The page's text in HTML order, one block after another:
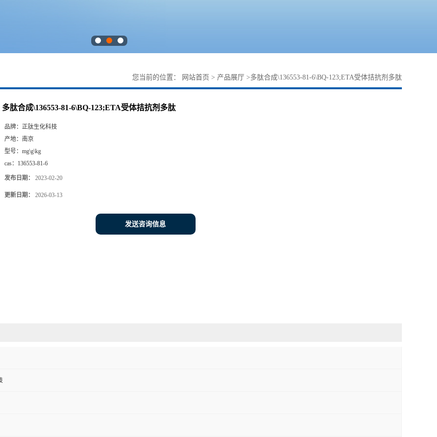
您当前的位置： 网站首页 > 产品展厅 >多肽合成\136553-81-6\BQ-123;ETA受体拮抗剂多肽
多肽合成\136553-81-6\BQ-123;ETA受体拮抗剂多肽
品牌： 正肽生化科技
产地： 南京
型号： mg\g\kg
cas： 136553-81-6
发布日期： 2023-02-20
更新日期： 2026-03-13
发送咨询信息